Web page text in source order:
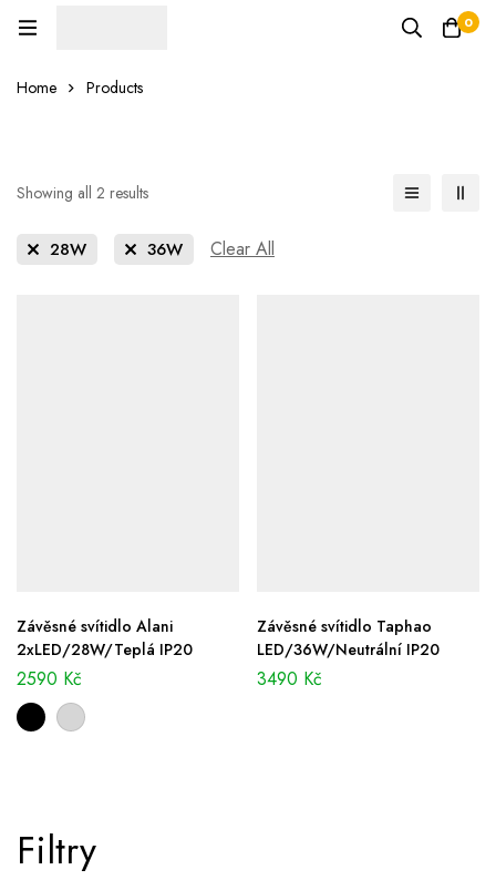
0
Home Products
Filtry
Showing all 2 results
28W 36W Clear All
Závěsné svítidlo Alani
2xLED/28W/Teplá IP20
2590 Kč
Závěsné svítidlo Taphao
LED/36W/Neutrální IP20
3490 Kč